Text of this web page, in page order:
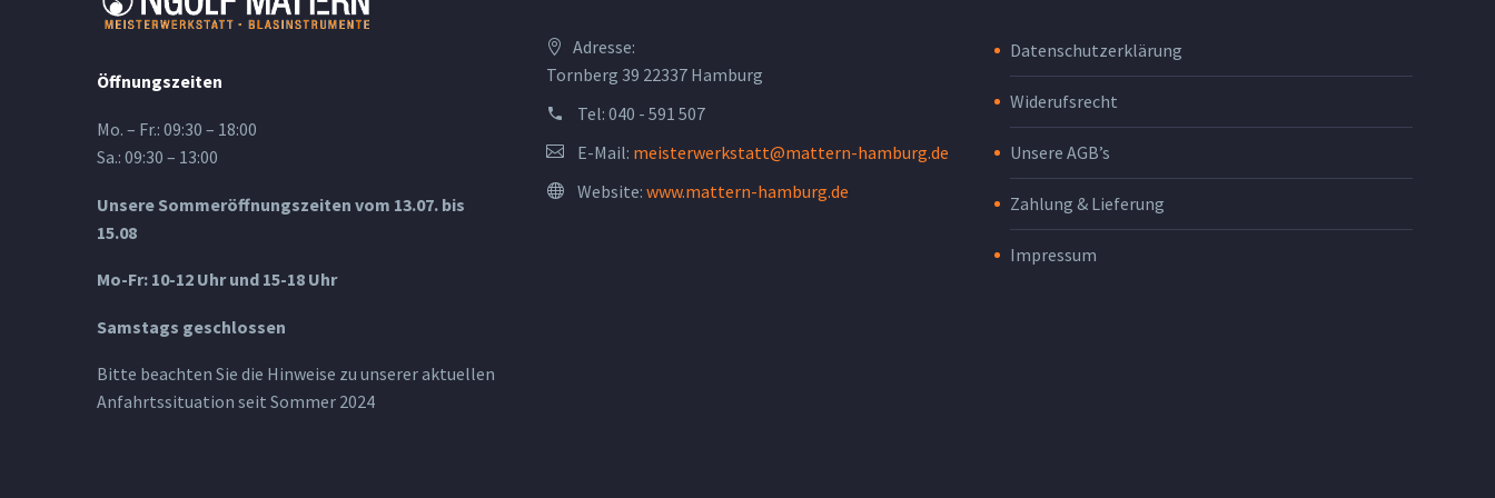
Öffnungszeiten
Mo. – Fr.: 09:30 – 18:00
Sa.: 09:30 – 13:00
Unsere Sommeröffnungszeiten vom 13.07. bis
15.08
Mo-Fr: 10-12 Uhr und 15-18 Uhr
Samstags geschlossen
Bitte beachten Sie die Hinweise zu unserer aktuellen
Anfahrtssituation seit Sommer 2024
Adresse:
Tornberg 39 22337 Hamburg
Tel: 040 - 591 507
E-Mail: meisterwerkstatt@mattern-hamburg.de
Website: www.mattern-hamburg.de
Datenschutzerklärung
Widerufsrecht
Unsere AGB’s
Zahlung & Lieferung
Impressum